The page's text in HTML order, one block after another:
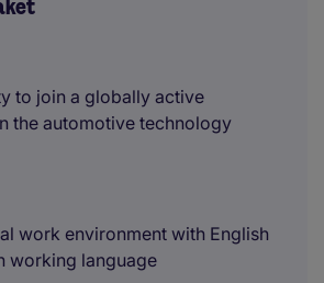
to join a globally active
the automotive technology
work environment with English
working language